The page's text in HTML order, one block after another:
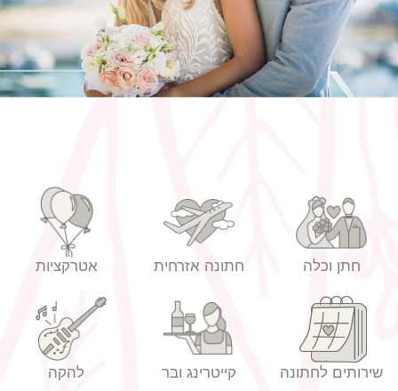
חתן וכלה חתונה אזרחית אטרקציות
שירותים לחתונה קייטרינג ובר להקה